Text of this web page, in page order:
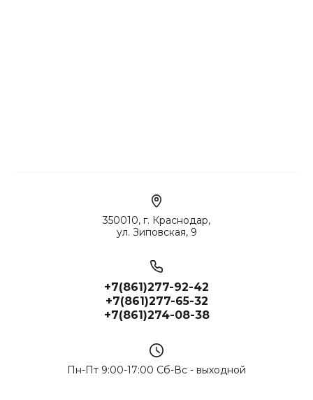
350010, г. Краснодар,
ул. Зиповская, 9
+7(861)277-92-42
+7(861)277-65-32
+7(861)274-08-38
Пн-Пт 9:00-17:00 Сб-Вс - выходной